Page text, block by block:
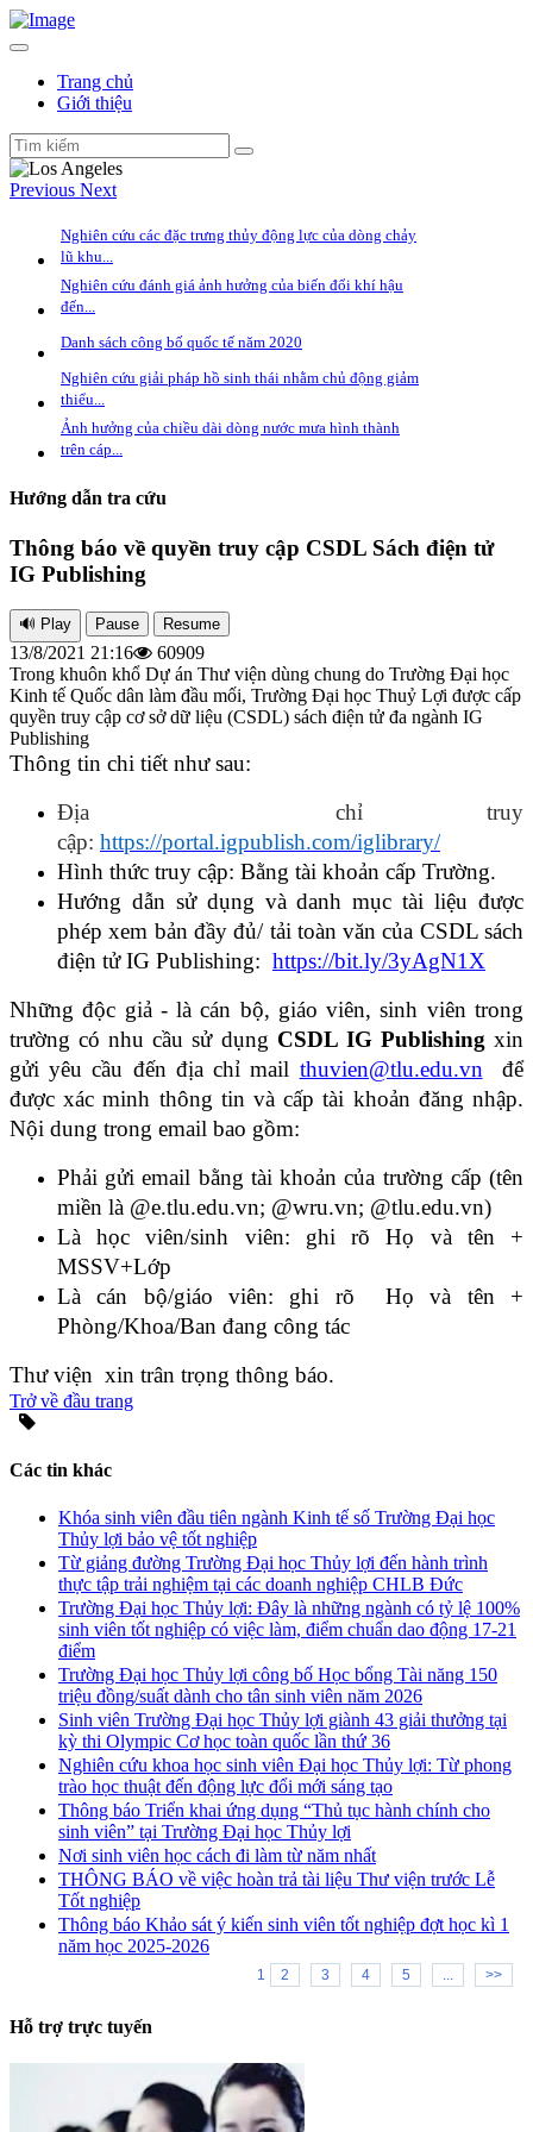
Trang chủ
Giới thiệu
Previous Next
Nghiên cứu các đặc trưng thủy động lực của dòng chảy
lũ khu...
Nghiên cứu đánh giá ảnh hưởng của biến đổi khí hậu
đến...
Danh sách công bố quốc tế năm 2020
Nghiên cứu giải pháp hồ sinh thái nhằm chủ động giảm
thiểu...
Ảnh hưởng của chiều dài dòng nước mưa hình thành
trên cáp...
Hướng dẫn tra cứu
Thông báo về quyền truy cập CSDL Sách điện tử
IG Publishing
13/8/2021 21:16
60909
Trong khuôn khổ Dự án Thư viện dùng chung do Trường Đại học
Kinh tế Quốc dân làm đầu mối, Trường Đại học Thuỷ Lợi được cấp
quyền truy cập cơ sở dữ liệu (CSDL) sách điện tử đa ngành IG
Publishing
Thông tin chi tiết như sau:
Địa chỉ truy
cập: https://portal.igpublish.com/iglibrary/
Hình thức truy cập: Bằng tài khoản cấp Trường.
Hướng dẫn sử dụng và danh mục tài liệu được
phép xem bản đầy đủ/ tải toàn văn của CSDL sách
điện tử IG Publishing: https://bit.ly/3yAgN1X
Những độc giả - là cán bộ, giáo viên, sinh viên trong
trường có nhu cầu sử dụng CSDL IG Publishingxin
gửi yêu cầu đến địa chỉ mail thuvien@tlu.edu.vnđể
được xác minh thông tin và cấp tài khoản đăng nhập.
Nội dung trong email bao gồm:
Phải gửi email bằng tài khoản của trường cấp (tên
miền là @e.tlu.edu.vn; @wru.vn; @tlu.edu.vn)
Là học viên/sinh viên: ghi rõ Họ và tên +
MSSV+Lớp
Là cán bộ/giáo viên: ghi rõ Họ và tên +
Phòng/Khoa/Ban đang công tác
Thư viện xin trân trọng thông báo.
Trở về đầu trang
Các tin khác
Khóa sinh viên đầu tiên ngành Kinh tế số Trường Đại học
Thủy lợi bảo vệ tốt nghiệp
Từ giảng đường Trường Đại học Thủy lợi đến hành trình
thực tập trải nghiệm tại các doanh nghiệp CHLB Đức
Trường Đại học Thủy lợi: Đây là những ngành có tỷ lệ 100%
sinh viên tốt nghiệp có việc làm, điểm chuẩn dao động 17-21
điểm
Trường Đại học Thủy lợi công bố Học bổng Tài năng 150
triệu đồng/suất dành cho tân sinh viên năm 2026
Sinh viên Trường Đại học Thủy lợi giành 43 giải thưởng tại
kỳ thi Olympic Cơ học toàn quốc lần thứ 36
Nghiên cứu khoa học sinh viên Đại học Thủy lợi: Từ phong
trào học thuật đến động lực đổi mới sáng tạo
Thông báo Triển khai ứng dụng “Thủ tục hành chính cho
sinh viên” tại Trường Đại học Thủy lợi
Nơi sinh viên học cách đi làm từ năm nhất
THÔNG BÁO về việc hoàn trả tài liệu Thư viện trước Lễ
Tốt nghiệp
Thông báo Khảo sát ý kiến sinh viên tốt nghiệp đợt học kì 1
năm học 2025-2026
1 2 3 4 5 >>
Hỗ trợ trực tuyến